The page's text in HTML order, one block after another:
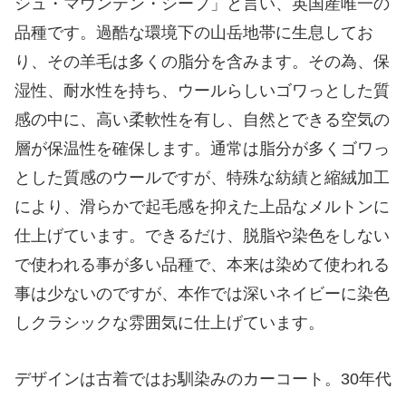
品種です。過酷な環境下の山岳地帯に生息してお
り、その羊毛は多くの脂分を含みます。その為、保
湿性、耐水性を持ち、ウールらしいゴワっとした質
感の中に、高い柔軟性を有し、自然とできる空気の
層が保温性を確保します。通常は脂分が多くゴワっ
とした質感のウールですが、特殊な紡績と縮絨加工
により、滑らかで起毛感を抑えた上品なメルトンに
仕上げています。できるだけ、脱脂や染色をしない
で使われる事が多い品種で、本来は染めて使われる
事は少ないのですが、本作では深いネイビーに染色
しクラシックな雰囲気に仕上げています。
デザインは古着ではお馴染みのカーコート。30年代